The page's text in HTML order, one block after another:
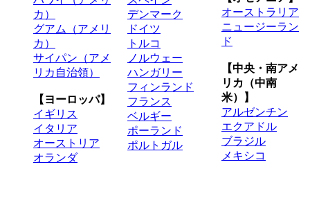
カ）
グアム（アメリ
カ）
サイパン（アメ
リカ自治領）
【ヨーロッパ】
イギリス
イタリア
オーストリア
オランダ
デンマーク
ドイツ
トルコ
ノルウェー
ハンガリー
フィンランド
フランス
ベルギー
ポーランド
ポルトガル
オーストラリア
ニュージーラン
ド
【中央・南アメ
リカ（中南
米）】
アルゼンチン
エクアドル
ブラジル
メキシコ